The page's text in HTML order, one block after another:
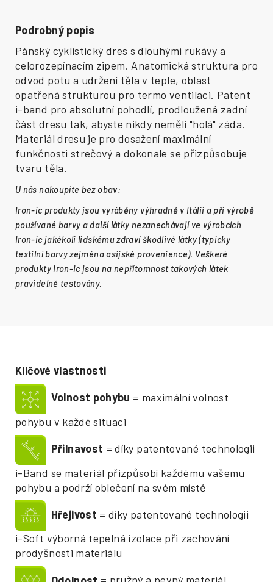
Podrobný popis
Pánský cyklistický dres s dlouhými rukávy a
celorozepínacím zipem. Anatomická struktura pro
odvod potu a udržení těla v teple, oblast
opatřená strukturou pro termo ventilaci. Patent
i-band pro absolutní pohodlí, prodloužená zadní
část dresu tak, abyste nikdy neměli "holá" záda.
Materiál dresu je pro dosažení maximální
funkčnosti strečový a dokonale se přizpůsobuje
tvaru těla.
U nás nakoupíte bez obav:
Iron-ic produkty jsou vyráběny výhradně v Itálii a při výrobě
používané barvy a další látky nezanechávají ve výrobcích
Iron-ic jakékoli lidskému zdraví škodlivé látky (typicky
textilní barvy zejména asijské provenience). Veškeré
produkty Iron-ic jsou na nepřítomnost takových látek
pravidelně testovány.
Klíčové vlastnosti
Volnost pohybu = maximální volnost
pohybu v každé situaci
Přilnavost = díky patentované technologii
i-Band se materiál přizpůsobí každému vašemu
pohybu a podrží oblečení na svém místě
Hřejivost = díky patentované technologii
i-Soft výborná tepelná izolace při zachování
prodyšnosti materiálu